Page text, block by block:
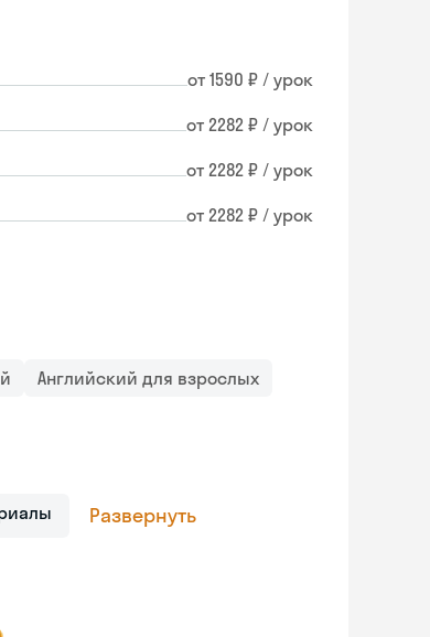
от 1590 ₽ / урок
от 2282 ₽ / урок
от 2282 ₽ / урок
от 2282 ₽ / урок
Английский для взрослых
Развернуть